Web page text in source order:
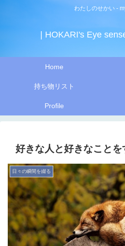
わたしのせかい -
| HOKARI's Eye
Home
持ち物リスト
Profile
好きな人と好きなこと
日々の瞬間を綴る